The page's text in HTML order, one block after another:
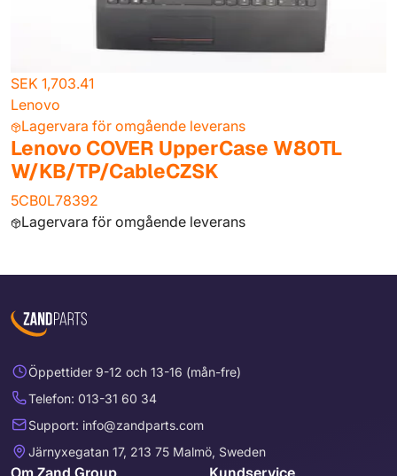
SEK 1,703.41
Lenovo
Lagervara för omgående leverans
Lenovo COVER UpperCase W80TL
W/KB/TP/CableCZSK
5CB0L78392
Lagervara för omgående leverans
Öppettider 9-12 och 13-16 (mån-fre)
Telefon: 013-31 60 34
Support: info@zandparts.com
Järnyxegatan 17, 213 75 Malmö, Sweden